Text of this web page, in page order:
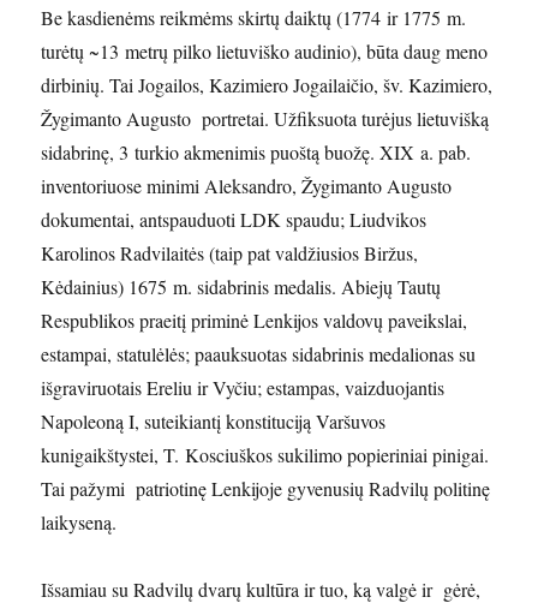
Be kasdienėms reikmėms skirtų daiktų (1774 ir 1775 m.
turėtų ~13 metrų pilko lietuviško audinio), būta daug meno
dirbinių. Tai Jogailos, Kazimiero Jogailaičio, šv. Kazimiero,
Žygimanto Augusto portretai. Užfiksuota turėjus lietuvišką
sidabrinę, 3 turkio akmenimis puoštą buožę. XIX a. pab.
inventoriuose minimi Aleksandro, Žygimanto Augusto
dokumentai, antspauduoti LDK spaudu; Liudvikos
Karolinos Radvilaitės (taip pat valdžiusios Biržus,
Kėdainius) 1675 m. sidabrinis medalis. Abiejų Tautų
Respublikos praeitį priminė Lenkijos valdovų paveikslai,
estampai, statulėlės; paauksuotas sidabrinis medalionas su
išgraviruotais Ereliu ir Vyčiu; estampas, vaizduojantis
Napoleoną I, suteikiantį konstituciją Varšuvos
kunigaikštystei, T. Kosciuškos sukilimo popieriniai pinigai.
Tai pažymi patriotinę Lenkijoje gyvenusių Radvilų politinę
laikyseną.
Išsamiau su Radvilų dvarų kultūra ir tuo, ką valgė ir gėrė,